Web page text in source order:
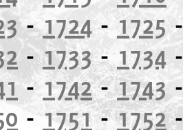
-1724-1725
-1733- 1734
- 1742-1743
-1751-1752